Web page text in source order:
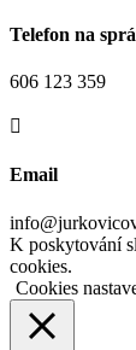
Telefon na
606 123 359

Email
K poskytování
cookies.
Cookies